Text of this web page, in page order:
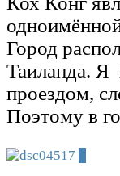
Город
Таиланда. Я
проездом,
Поэтому в